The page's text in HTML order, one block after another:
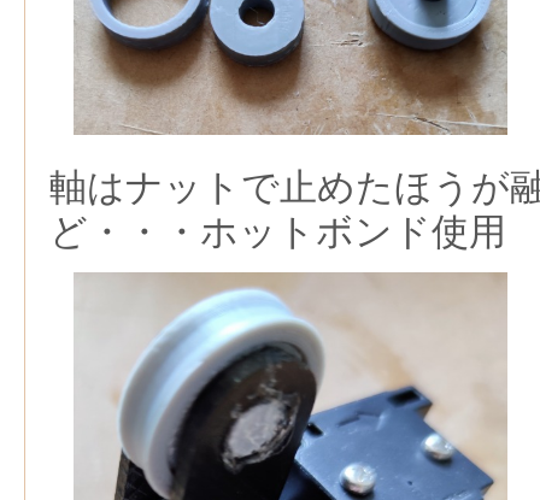
軸はナットで止めたほうが
ど・・・ホットボンド使用